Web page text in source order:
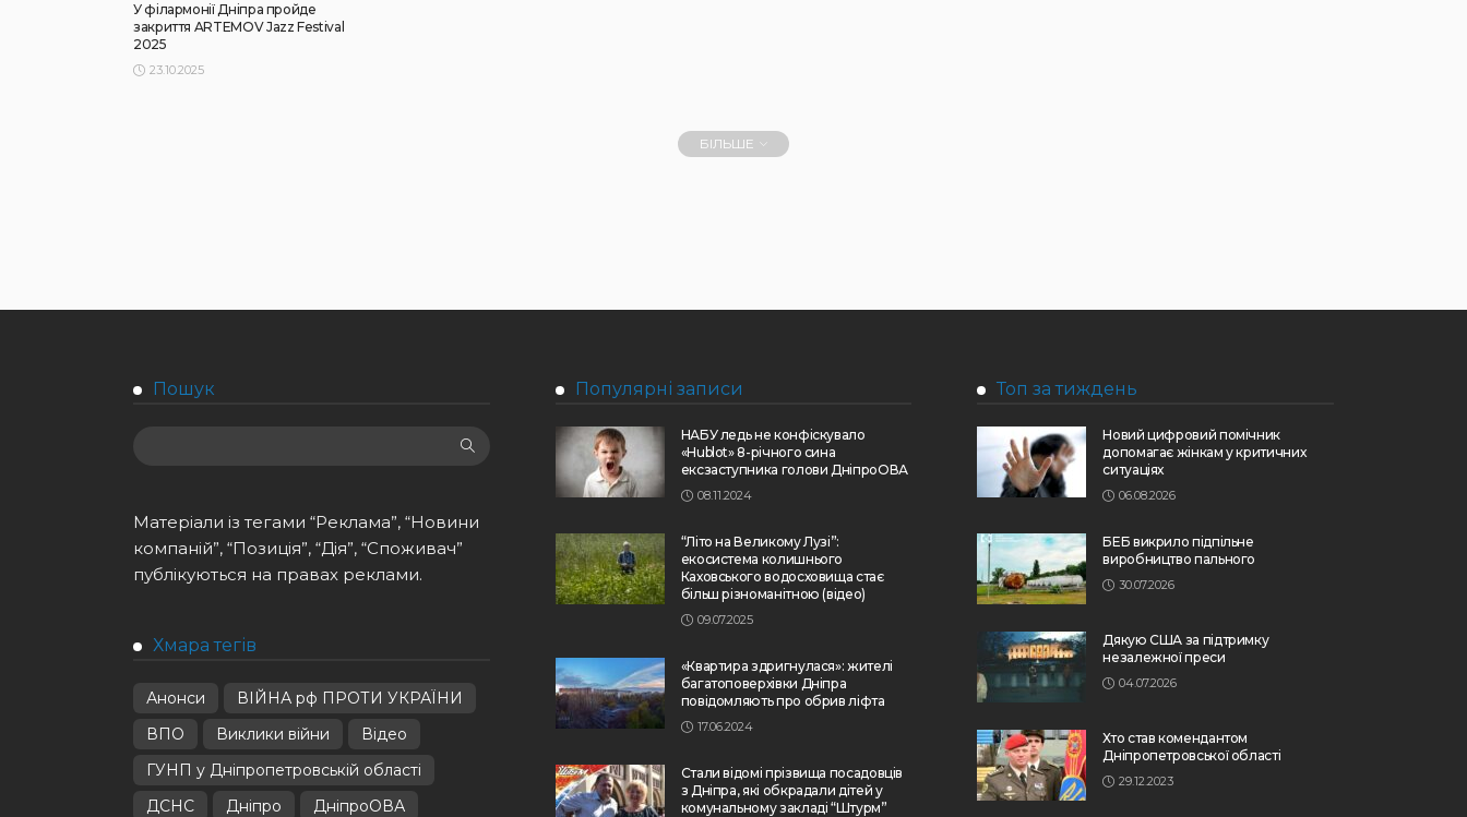
У філармонії Дніпра пройде
закриття ARTEMOV Jazz Festival
2025
23.10.2025
БІЛЬШЕ
Пошук
Матеріали із тегами “Реклама”, “Новини
компаній”, “Позиція”, “Дія”, “Споживач”
публікуються на правах реклами.
Хмара тегів
Анонси
ВІЙНА рф ПРОТИ УКРАЇНИ
ВПО
Виклики війни
Відео
ГУНП у Дніпропетровській області
ДСНС
Дніпро
ДніпроОВА
Популярні записи
НАБУ ледь не конфіскувало
«Hublot» 8-річного сина
ексзаступника голови ДніпроОВА
08.11.2024
“Літо на Великому Лузі”:
екосистема колишнього
Каховського водосховища стає
більш різноманітною (відео)
09.07.2025
«Квартира здригнулася»: жителі
багатоповерхівки Дніпра
повідомляють про обрив ліфта
17.06.2024
Стали відомі прізвища посадовців
з Дніпра, які обкрадали дітей у
комунальному закладі “Штурм”
Топ за тиждень
Новий цифровий помічник
допомагає жінкам у критичних
ситуаціях
06.08.2026
БЕБ викрило підпільне
виробництво пального
30.07.2026
Дякую США за підтримку
незалежної преси
04.07.2026
Хто став комендантом
Дніпропетровської області
29.12.2023